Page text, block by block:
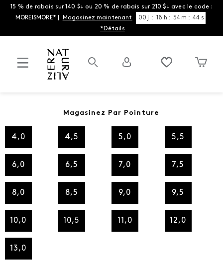
15 % de rabais sur 140 $+ ou 20 % de rabais sur 210 $+ avec le code :
MOREISMORE* |
Magasinez maintenant 00 j : 18 h : 54 m : 44 s
*Détails
Magasinez Par Pointure
4,0 4,5 5,0 5,5
6,0 6,5 7,0 7,5
8,0 8,5 9,0 9,5
10,0 10,5 11,0 12,0
13,0